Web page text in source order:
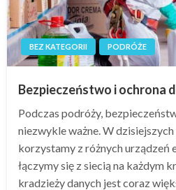
BEZ KATEGORII PODRÓŻE
Bezpieczeństwo i ochrona
Podczas podróży,
niezwykle ważne. W
korzystamy z różnych urządzeń
łączymy się z siecią na każdym
kradzieży danych jest coraz